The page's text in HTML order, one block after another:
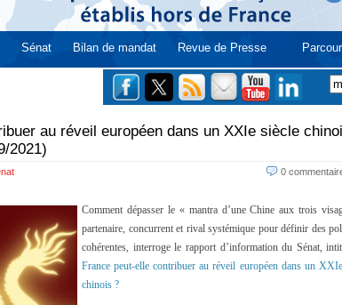
Sénat Bilan de mandat Revue de Presse
au réveil européen dans un XXIe siècle
2021)
0
Comment dépasser le « mantra d’une Chine aux trois
partenaire, concurrent et rival systémique pour définir des
cohérentes, interroge le rapport d’information du Sénat,
France peut-elle contribuer au réveil européen dans un
chinois ?